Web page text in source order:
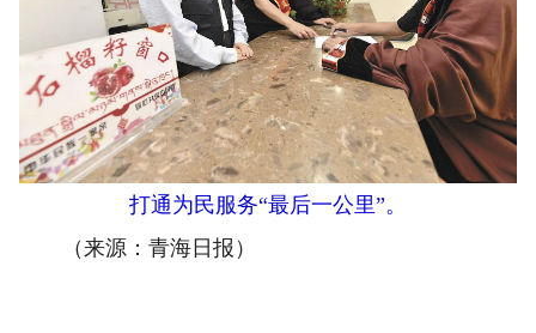
打通为民服务“最后一公里”。
（来源：青海日报）